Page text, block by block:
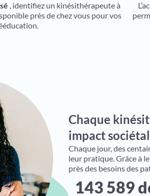
, identifiez un kinésithérapeute à
près de chez vous pour vos
Chaque
impact
Chaque jour, des
leur pratique. Grâce à
près des besoins des
143 589